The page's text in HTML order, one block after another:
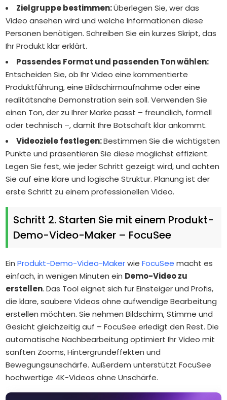
Zielgruppe bestimmen:Überlegen Sie, wer das
Video ansehen wird und welche Informationen diese
Personen benötigen. Schreiben Sie ein kurzes Skript, das
Ihr Produkt klar erklärt.
Passendes Format und passenden Ton wählen:
Entscheiden Sie, ob Ihr Video eine kommentierte
Produktführung, eine Bildschirmaufnahme oder eine
realitätsnahe Demonstration sein soll. Verwenden Sie
einen Ton, der zu Ihrer Marke passt – freundlich, formell
oder technisch –, damit Ihre Botschaft klar ankommt.
Videoziele festlegen:Bestimmen Sie die wichtigsten
Punkte und präsentieren Sie diese möglichst effizient.
Legen Sie fest, wie jeder Schritt gezeigt wird, und achten
Sie auf eine klare und logische Struktur. Planung ist der
erste Schritt zu einem professionellen Video.
Schritt 2. Starten Sie mit einem Produkt-
Demo-Video-Maker – FocuSee
EinProdukt-Demo-Video-MakerwieFocuSee macht es
einfach, in wenigen Minuten ein Demo-Video zu
erstellen. Das Tool eignet sich für Einsteiger und Profis,
die klare, saubere Videos ohne aufwendige Bearbeitung
erstellen möchten. Sie nehmen Bildschirm, Stimme und
Gesicht gleichzeitig auf – FocuSee erledigt den Rest. Die
automatische Nachbearbeitung optimiert Ihr Video mit
sanften Zooms, Hintergrundeffekten und
Bewegungsunschärfe. Außerdem unterstützt FocuSee
hochwertige 4K-Videos ohne Unschärfe.